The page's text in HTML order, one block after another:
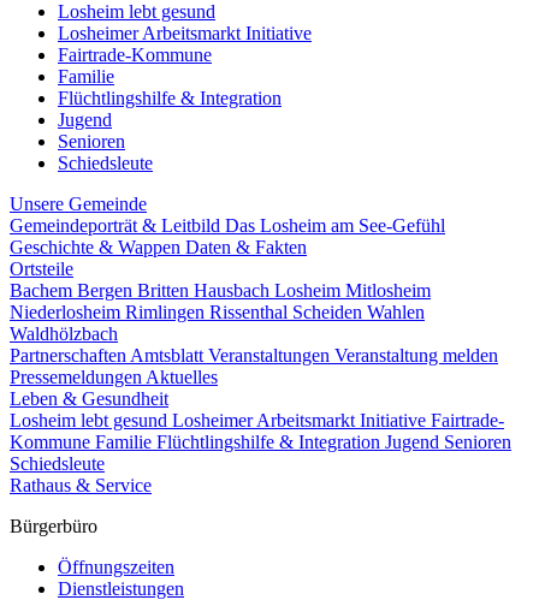
Losheim lebt gesund
Losheimer Arbeitsmarkt Initiative
Fairtrade-Kommune
Familie
Flüchtlingshilfe & Integration
Jugend
Senioren
Schiedsleute
Unsere Gemeinde
Gemeindeporträt & Leitbild Das Losheim am See-Gefühl
Geschichte & Wappen Daten & Fakten
Ortsteile
Bachem Bergen Britten Hausbach Losheim Mitlosheim
Niederlosheim Rimlingen Rissenthal Scheiden Wahlen
Waldhölzbach
Partnerschaften Amtsblatt Veranstaltungen Veranstaltung melden
Pressemeldungen Aktuelles
Leben & Gesundheit
Losheim lebt gesund Losheimer Arbeitsmarkt Initiative Fairtrade-
Kommune Familie Flüchtlingshilfe & Integration Jugend Senioren
Schiedsleute
Rathaus & Service
Bürgerbüro
Öffnungszeiten
Dienstleistungen